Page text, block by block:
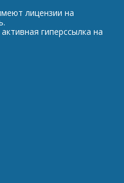
лицензии на
гиперссылка на